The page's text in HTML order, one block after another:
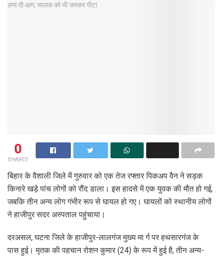
0
SHARES
बिहार के वैशाली जिले में गुरुवार को एक तेज रफ्तार पिकअप वैन ने सड़क
किनारे खड़े पांच लोगों को रौंद डाला। इस हादसे में एक युवक की मौत हो गई,
जबकि तीन अन्य लोग गंभीर रूप से घायल हो गए। घायलों को स्थानीय लोगों
ने हाजीपुर सदर अस्पताल पहुंचाया।
दरअसल, घटना जिले के हाजीपुर-लालगंज मुख्य मा र्ग पर हथसारगंज के
पास हुई। मृतक की पहचान रोशन कुमार (24) के रूप में हुई है, तीन अन्य-